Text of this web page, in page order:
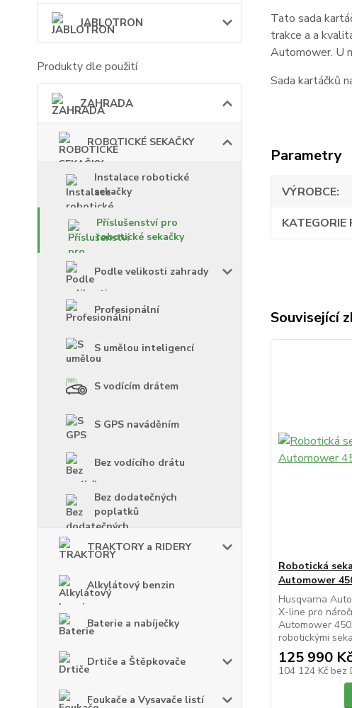
JABLOTRON
Produkty dle použití
ZAHRADA
ROBOTICKÉ SEKAČKY
Instalace robotické
sekačky
Příslušenství pro
robotické sekačky
Podle velikosti zahrady
Profesionální
S umělou inteligencí
S vodícím drátem
S GPS naváděním
Bez vodícího drátu
Bez dodatečných
poplatků
TRAKTORY a RIDERY
Alkylátový benzin
Baterie a nabíječky
Drtiče a Štěpkovače
Foukače a Vysavače listí
Tato sada
trakce a a
Automower. U
Sada kartáčků
Parametry
VÝROBCE
KATEGORIE
Související
Robotická
Automower
Husqvarna
X-line pro
Automower
robotickými
125 990 Kč
104 124 Kč bez